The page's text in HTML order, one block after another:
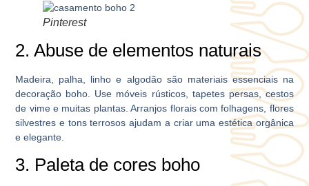
Pinterest
2. Abuse de elementos naturais
Madeira, palha, linho e algodão são materiais essenciais na
decoração boho. Use móveis rústicos, tapetes persas, cestos
de vime e muitas plantas. Arranjos florais com folhagens, flores
silvestres e tons terrosos ajudam a criar uma estética orgânica
e elegante.
3. Paleta de cores boho